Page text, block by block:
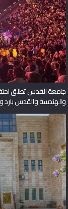
جامعة القدس تطلق
والهندسة والقدس بارد